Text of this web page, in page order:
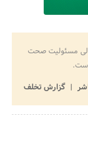
ولی مسئولیت صحت
گزارش تخلف